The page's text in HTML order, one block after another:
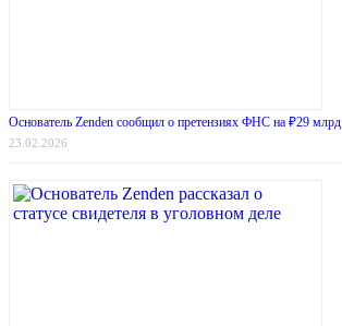
Основатель Zenden сообщил о претензиях ФНС на ₽29 млрд
23.02.2026